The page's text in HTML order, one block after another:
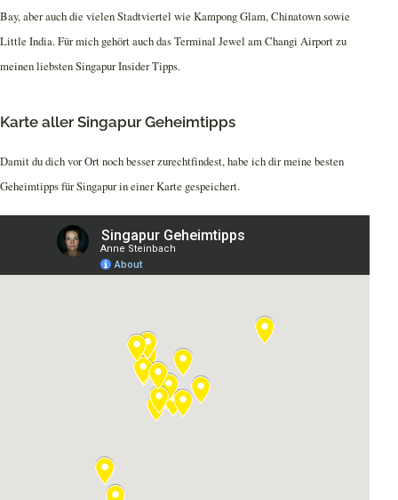
Bay, aber auch die vielen Stadtviertel wie Kampong Glam, Chinatown sowie
Little India. Für mich gehört auch das Terminal Jewel am Changi Airport zu
meinen liebsten Singapur Insider Tipps.
Karte aller Singapur Geheimtipps
Damit du dich vor Ort noch besser zurechtfindest, habe ich dir meine besten
Geheimtipps für Singapur in einer Karte gespeichert.